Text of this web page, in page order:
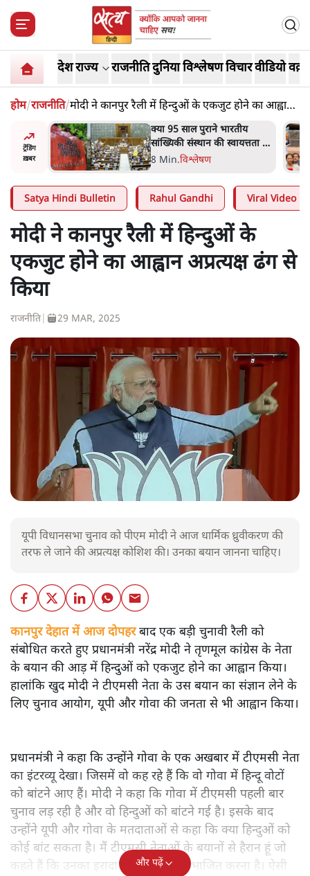
देशराज्य राजनीतिदुनियाविश्लेषणविचारवीडियो
होम/राजनीति/मोदी ने कानपुर रैली में हिन्दुओं के एकजुट होने का आह्वान
अप्रत्यक्ष ढंग से किया
ट्रेंडिंग
ख़बर
पर
शाह के ख़िलाफ़ संसद में विपक्ष का
मार्च, 'गृह मंत्री मुंह छुपा रहे हैं
क्योंकि वो छात्रों के गुनहगार हैं'
5 Min.देश
Satya Hindi Bulletin Rahul Gandhi Viral Video
मोदी ने कानपुर रैली में हिन्दुओं के
एकजुट होने का आह्वान अप्रत्यक्ष ढंग से
किया
राजनीति 29 MAR, 2025
यूपी विधानसभा चुनाव को पीएम मोदी ने आज धार्मिक ध्रुवीकरण की
तरफ ले जाने की अप्रत्यक्ष कोशिश की। उनका बयान जानना चाहिए।
कानपुर देहात में आज दोपहरबाद एक बड़ी चुनावी रैली को
संबोधित करते हुए प्रधानमंत्री नरेंद्र मोदी ने तृणमूल कांग्रेस के नेता
के बयान की आड़ में हिन्दुओं को एकजुट होने का आह्वान किया।
हालांकि खुद मोदी ने टीएमसी नेता के उस बयान का संज्ञान लेने के
लिए चुनाव आयोग, यूपी और गोवा की जनता से भी आह्वान किया।
प्रधानमंत्री ने कहा कि उन्होंने गोवा के एक अखबार में टीएमसी नेता
का इंटरव्यू देखा। जिसमें वो कह रहे हैं कि वो गोवा में हिन्दू वोटों
को बांटने आए हैं। मोदी ने कहा कि गोवा में टीएमसी पहली बार
चुनाव लड़ रही है और वो हिन्दुओं को बांटने गई है। इसके बाद
उन्होंने यूपी और गोवा के मतदाताओं से कहा कि क्या हिन्दुओं को
कोई बांट सकता है। मैं टीएमसी नेताओं के बयानों से हैरान हूं जो
कहते हैं कि उनका इरादा हिंदू वोटों को विभाजित करना है। ऐसी
और पढ़ें